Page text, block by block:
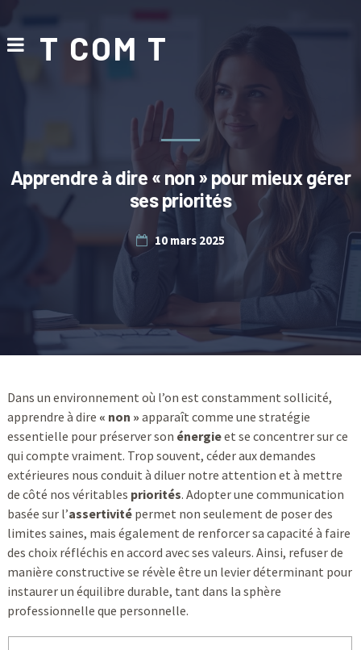
T COM T
Apprendre à dire « non » pour mieux gérer
ses priorités
10 mars 2025
Dans un environnement où l’on est constamment sollicité,
apprendre à dire « non » apparaît comme une stratégie
essentielle pour préserver son énergieet se concentrer sur ce
qui compte vraiment. Trop souvent, céder aux demandes
extérieures nous conduit à diluer notre attention et à mettre
de côté nos véritables priorités. Adopter une communication
basée sur l’assertivitépermet non seulement de poser des
limites saines, mais également de renforcer sa capacité à faire
des choix réfléchis en accord avec ses valeurs. Ainsi, refuser de
manière constructive se révèle être un levier déterminant pour
instaurer un équilibre durable, tant dans la sphère
professionnelle que personnelle.